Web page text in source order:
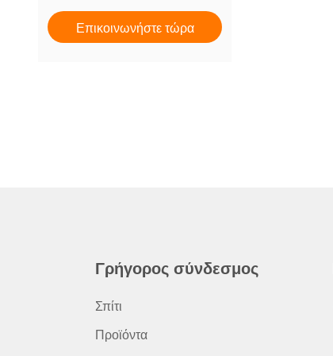
Επικοινωνήστε τώρα
Γρήγορος σύνδεσμος
Σπίτι
Προϊόντα